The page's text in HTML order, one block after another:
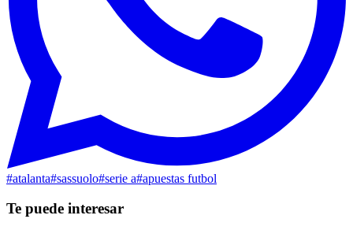
#atalanta#sassuolo#serie a#apuestas futbol
Te puede interesar